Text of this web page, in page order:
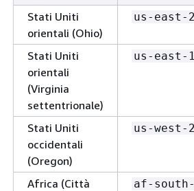
Stati Uniti
orientali (Ohio)
us-east-2
Stati Uniti
orientali
(Virginia
settentrionale)
us-east-1
Stati Uniti
occidentali
(Oregon)
us-west-2
Africa (Città
af-south-